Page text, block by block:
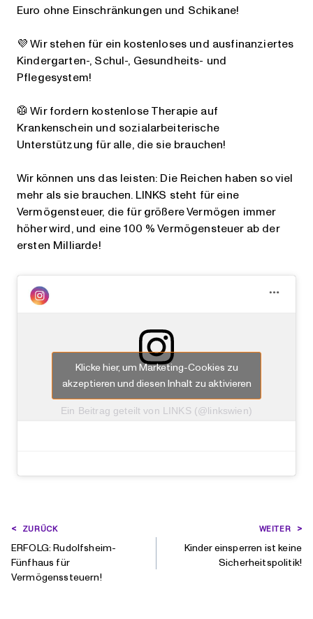
Euro ohne Einschränkungen und Schikane!
💜 Wir stehen für ein kostenloses und ausfinanziertes
Kindergarten-, Schul-, Gesundheits- und
Pflegesystem!
🥼 Wir fordern kostenlose Therapie auf
Krankenschein und sozialarbeiterische
Unterstützung für alle, die sie brauchen!
Wir können uns das leisten: Die Reichen haben so viel
mehr als sie brauchen. LINKS steht für eine
Vermögensteuer, die für größere Vermögen immer
höher wird, und eine 100 % Vermögensteuer ab der
ersten Milliarde!
Ein Beitrag geteilt von LINKS (@linkswien)
Klicke hier, um Marketing-Cookies zu
akzeptieren und diesen Inhalt zu aktivieren
BEITRAGSNAVIGATION
ZURÜCK
ERFOLG: Rudolfsheim-
Fünfhaus für
Vermögenssteuern!
WEITER
Kinder einsperren ist keine
Sicherheitspolitik!